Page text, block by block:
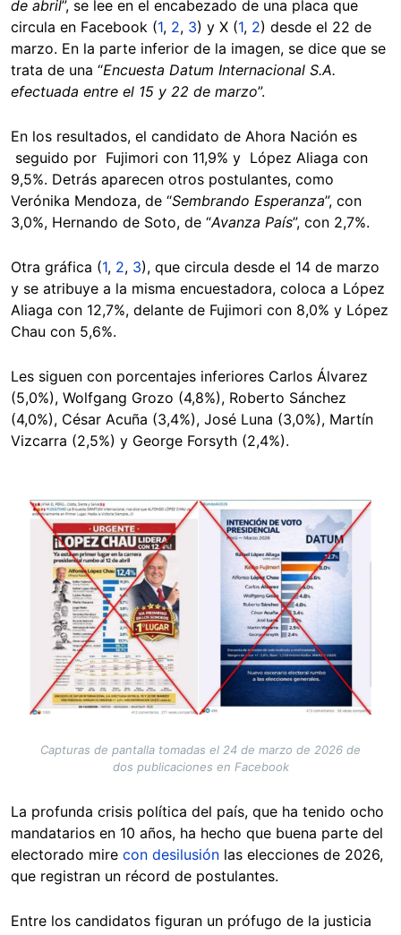
de abril”, se lee en el encabezado de una placa que
circula en Facebook (1, 2, 3) y X (1, 2) desde el 22 de
marzo. En la parte inferior de la imagen, se dice que se
trata de una “Encuesta Datum Internacional S.A.
efectuada entre el 15 y 22 de marzo”.
En los resultados, el candidato de Ahora Nación es
seguido por Fujimori con 11,9% y López Aliaga con
9,5%. Detrás aparecen otros postulantes, como
Verónika Mendoza, de “Sembrando Esperanza”, con
3,0%, Hernando de Soto, de “Avanza País”, con 2,7%.
Otra gráfica (1, 2, 3), que circula desde el 14 de marzo
y se atribuye a la misma encuestadora, coloca a López
Aliaga con 12,7%, delante de Fujimori con 8,0% y López
Chau con 5,6%.
Les siguen con porcentajes inferiores Carlos Álvarez
(5,0%), Wolfgang Grozo (4,8%), Roberto Sánchez
(4,0%), César Acuña (3,4%), José Luna (3,0%), Martín
Vizcarra (2,5%) y George Forsyth (2,4%).
Image
Capturas de pantalla tomadas el 24 de marzo de 2026 de
dos publicaciones en Facebook
La profunda crisis política del país, que ha tenido ocho
mandatarios en 10 años, ha hecho que buena parte del
electorado mire con desilusión las elecciones de 2026,
que registran un récord de postulantes.
Entre los candidatos figuran un prófugo de la justicia